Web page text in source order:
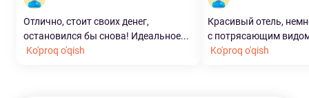
Отлично, стоит своих денег,
остановился бы снова! Идеальное...
Ko'proq o'qish
Красивый отель,
с потрясающим
Ko'proq o'qish